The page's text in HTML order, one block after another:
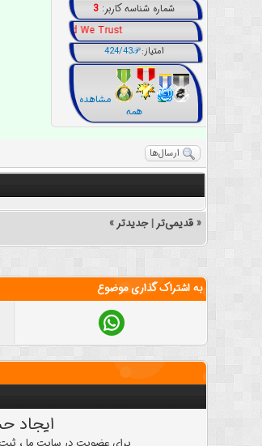
شماره شناسه کاربر: 3
In God We Trust
امتیاز:424/43𝒫
مشاهده
همه
ارسال‌ها
«قدیمی‌تر|جدیدتر»
به اشتراک گذاری موضوع
ایجاد